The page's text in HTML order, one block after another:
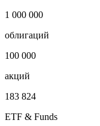
1 000 000
облигаций
100 000
акций
183 824
ETF & Funds